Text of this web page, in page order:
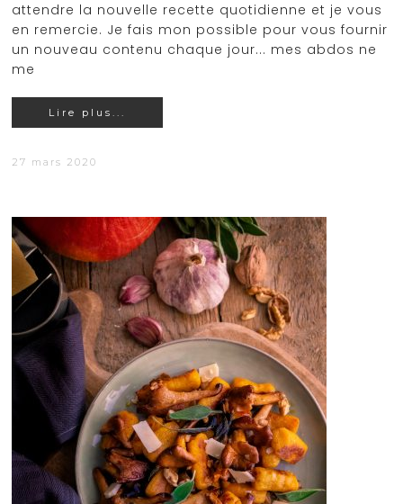
attendre la nouvelle recette quotidienne et je vous
en remercie. Je fais mon possible pour vous fournir
un nouveau contenu chaque jour... mes abdos ne
me
Lire plus...
27 mars 2020